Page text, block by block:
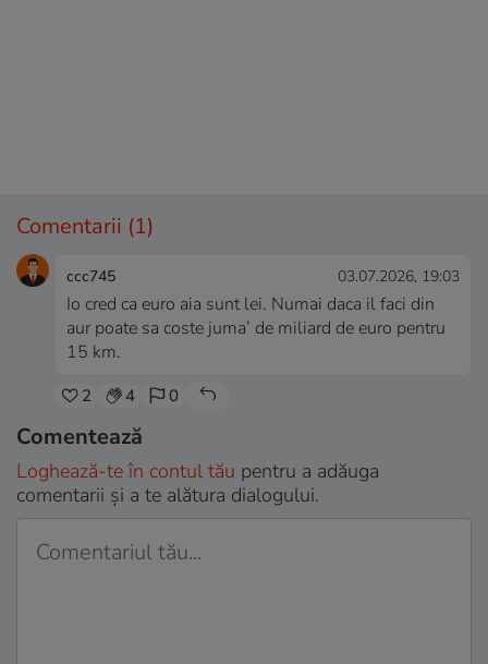
Comentarii (1)
ccc745 03.07.2026, 19:03
Io cred ca euro aia sunt lei. Numai daca il faci din
aur poate sa coste juma’ de miliard de euro pentru
15 km.
2 4 0
Comentează
Loghează-te în contul tău pentru a adăuga
comentarii și a te alătura dialogului.